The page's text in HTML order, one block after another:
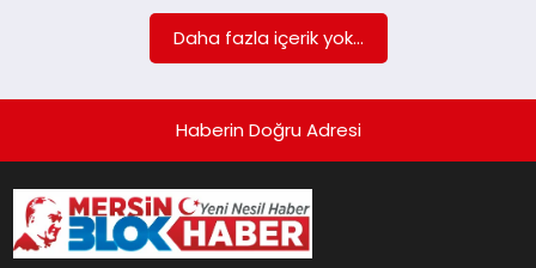
ILETİŞİM
Daha fazla içerik yok...
Haberin Doğru Adresi